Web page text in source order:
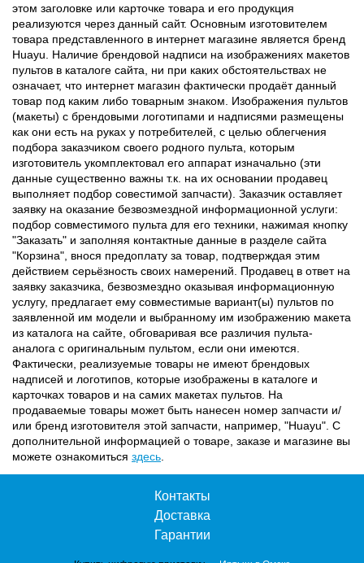
этом заголовке или карточке товара и его продукция
реализуются через данный сайт. Основным изготовителем
товара представленного в интернет магазине является бренд
Huayu. Наличие брендовой надписи на изображениях макетов
пультов в каталоге сайта, ни при каких обстоятельствах не
означает, что интернет магазин фактически продаёт данный
товар под каким либо товарным знаком. Изображения пультов
(макеты) с брендовыми логотипами и надписями размещены
как они есть на руках у потребителей, с целью облегчения
подбора заказчиком своего родного пульта, которым
изготовитель укомплектовал его аппарат изначально (эти
данные существенно важны т.к. на их основании продавец
выполняет подбор совестимой запчасти). Заказчик оставляет
заявку на оказание безвозмездной информационной услуги:
подбор совместимого пульта для его техники, нажимая кнопку
"Заказать" и заполняя контактные данные в разделе сайта
"Корзина", внося предоплату за товар, подтверждая этим
действием серьёзность своих намерений. Продавец в ответ на
заявку заказчика, безвозмездно оказывая информационную
услугу, предлагает ему совместимые вариант(ы) пультов по
заявленной им модели и выбранному им изображению макета
из каталога на сайте, обговаривая все различия пульта-
аналога с оригинальным пультом, если они имеются.
Фактически, реализуемые товары не имеют брендовых
надписей и логотипов, которые изображены в каталоге и
карточках товаров и на самих макетах пультов. На
продаваемые товары может быть нанесен номер запчасти и/
или бренд изготовителя этой запчасти, например, "Huayu". С
дополнительной информацией о товаре, заказе и магазине вы
можете ознакомиться здесь
Контакты
Доставка
Гарантии